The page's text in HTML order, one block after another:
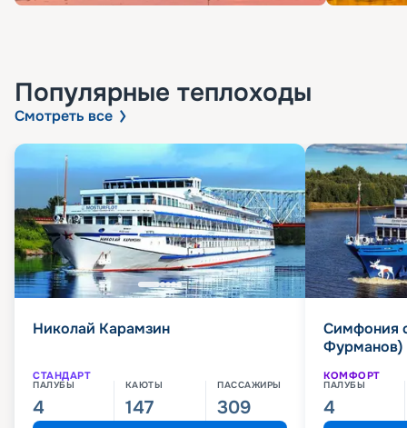
Популярные теплоходы
Смотреть все
Николай Карамзин
СТАНДАРТ
ПАЛУБЫ
4
КАЮТЫ
147
ПАССАЖИРЫ
309
Симфония
Фурманов)
КОМФОРТ
ПАЛУБЫ
4